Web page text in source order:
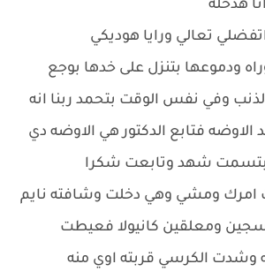
هدخله
تعالي ورايا هوديكي
ودموعها بتنزل على خدها بوجع
وفي نفس الوقت بتحمد ربنا انه
فتابع الدكتور هي الاوضه دي
شهد وتابعت شكرا
امرك ومشي وهي دخلت وشافته نايم
ومعلقين كانيولا فعيطت
وشدت الكرسي قربته اوي منه